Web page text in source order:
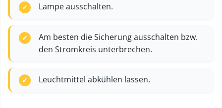
Lampe ausschalten.
Am besten die Sicherung ausschalten bzw.
den Stromkreis unterbrechen.
Leuchtmittel abkühlen lassen.